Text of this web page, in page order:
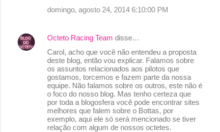
domingo, agosto 24, 2014 6:10:00 PM
Octeto Racing Team disse…
Carol, acho que você não entendeu a proposta
deste blog, então vou explicar. Falamos sobre
os assuntos relacionados aos pilotos que
gostamos, torcemos e fazem parte da nossa
equipe. Não falamos sobre os outros, este não é
o foco do nosso blog. Mas tenho certeza que
por toda a blogosfera você pode encontrar sites
melhores que falem sobre o Bottas, por
exemplo, aqui ele só será mencionado se tiver
relação com algum de nossos octetes.